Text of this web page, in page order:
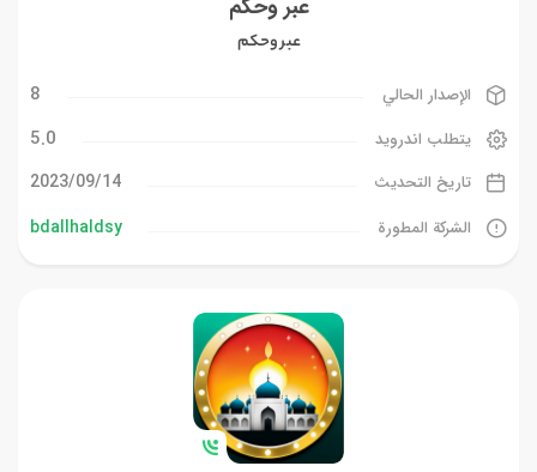
عبر وحكم
عبر وحكم
الإصدار الحالي 8
يتطلب اندرويد 5.0
تاريخ التحديث 14‏/09‏/2023
الشركة المطورة bdallhaldsy